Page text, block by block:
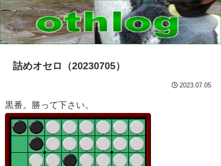
詰めオセロ（20230705）
2023.07.05
黒番。勝って下さい。